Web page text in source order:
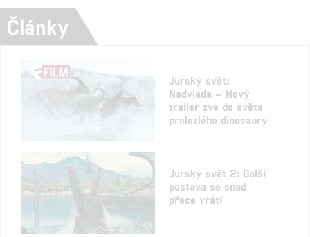
Články
Jurský svět:
Nadvláda – Nový
trailer zve do světa
prolezlého dinosaury
Jurský svět 2: Další
postava se snad
přece vrátí